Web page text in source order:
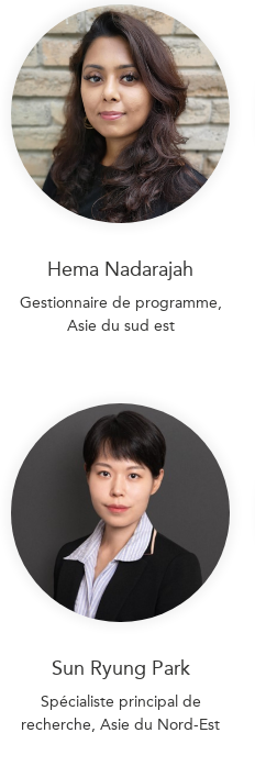
Hema Nadarajah
Gestionnaire de programme,
Asie du sud est
Sun Ryung Park
Spécialiste principal de
recherche, Asie du Nord-Est